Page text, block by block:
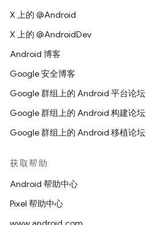
X 上的 @Android
X 上的 @AndroidDev
Android 博客
Google 安全博客
Google 群组上的 Android 平台论坛
Google 群组上的 Android 构建论坛
Google 群组上的 Android 移植论坛
获取帮助
Android 帮助中心
Pixel 帮助中心